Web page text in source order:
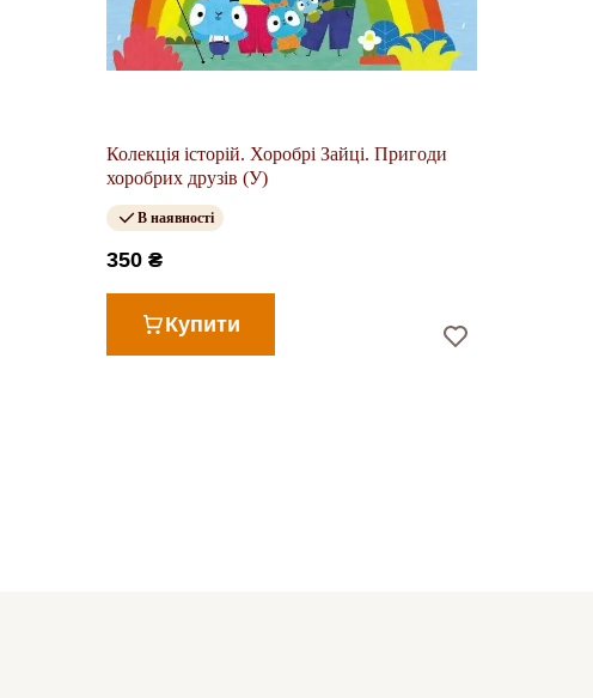
Колекція історій. Хоробрі Зайці. Пригоди
хоробрих друзів (У)
В наявності
350 ₴
Купити